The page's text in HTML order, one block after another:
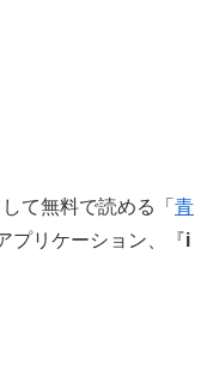
て無料で読める「 青
プリケーション、『i